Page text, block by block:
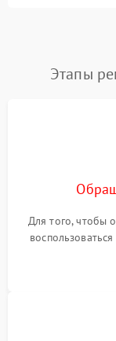
Этапы
Для того, чтобы
или